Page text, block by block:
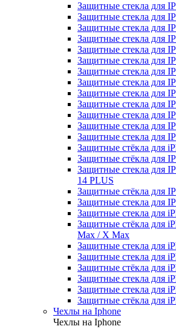
Защитные стекла для
Защитные стекла для
Защитные стекла для
Защитные стекла для
Защитные стекла для
Защитные стекла для
Защитные стекла для
Защитные стекла для
Защитные стекла для
Защитные стекла для
Защитные стекла для
Защитные стекла для
Защитные стекла для
Защитные стёкла для
Защитные стёкла для
Защитные стекла для
14 PLUS
Защитные стёкла для
Защитные стекла для
Защитные стекла для
Защитные стёкла для
Max / X Max
Защитные стекла для
Защитные стекла для
Защитные стёкла для
Защитные стекла для
Защитные стекла для
Защитные стёкла для
Чехлы на Iphone
Чехлы на Iphone